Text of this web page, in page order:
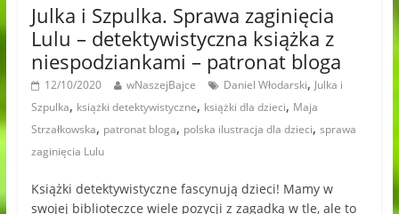
Julka i Szpulka. Sprawa zaginięcia
Lulu – detektywistyczna książka z
niespodziankami – patronat bloga
12/10/2020 wNaszejBajce Daniel Włodarski, Julka i
Szpulka, książki detektywistyczne, książki dla dzieci, Maja
Strzałkowska, patronat bloga, polska ilustracja dla dzieci, sprawa
zaginięcia Lulu
Książki detektywistyczne fascynują dzieci! Mamy w
swojej biblioteczce wiele pozycji z zagadką w tle, ale to